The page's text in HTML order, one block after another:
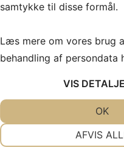
samtykke til disse formål.
Læs mere om vores brug
behandling af persondata
VIS
AFVIS
OK